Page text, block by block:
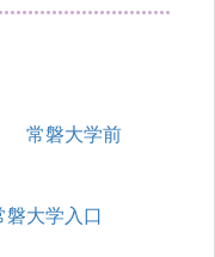
磐大学前
大学入口